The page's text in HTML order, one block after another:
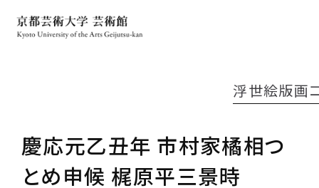
慶応元乙丑年 市村家橘相つ
とめ申候 梶原平三景時
浮世絵版画